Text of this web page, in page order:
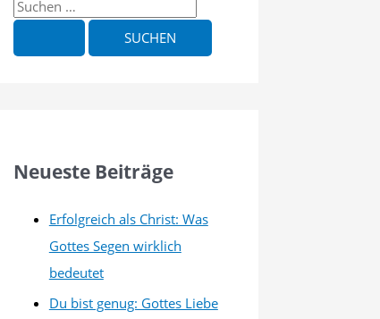
S
c
n
Neueste Beiträge
Erfolgreich als Christ: Was
Gottes Segen wirklich
bedeutet
Du bist genug: Gottes Liebe